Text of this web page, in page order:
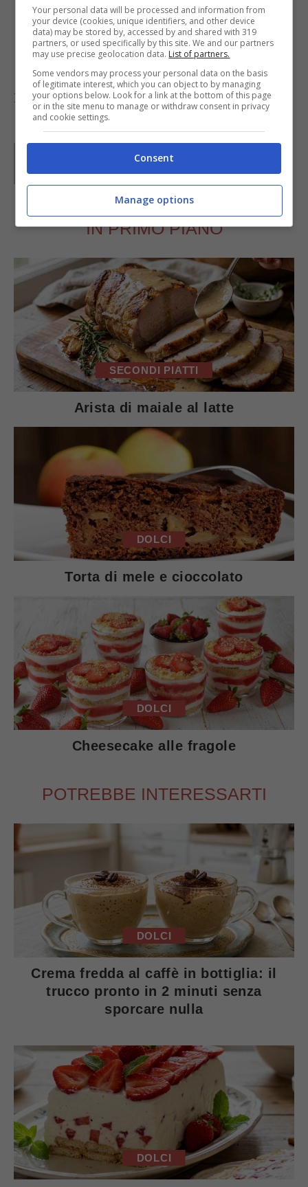
piatto da portata, decorate con ciuffi di
panna montatae servite, se volete
accompagnandolo da unsalsa alla vaniglia
Foto diRicky
Paoletta è stata collaboratrice di Buttalapasta dal 2008
al 2011, spaziando tra tutte le tipologie di ricette, dai
primi ai contorni, dai secondi ai dolci.
IN PRIMO PIANO
SECONDI PIATTI
Arista di maiale al latte
DOLCI
Torta di mele e cioccolato
DOLCI
Cheesecake alle fragole
POTREBBE INTERESSARTI
DOLCI
Crema fredda al caffè in bottiglia: il
trucco pronto in 2 minuti senza
sporcare nulla
DOLCI
Your personal data will be processed and information from
your device (cookies, unique identifiers, and other device
data) may be stored by, accessed by and shared with 319
partners, or used specifically by this site. We and our partners
may use precise geolocation data. List of partners.
Some vendors may process your personal data on the basis
of legitimate interest, which you can object to by managing
your options below. Look for a link at the bottom of this page
or in the site menu to manage or withdraw consent in privacy
and cookie settings.
Consent
Manage options